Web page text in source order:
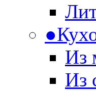
●
Из
Из